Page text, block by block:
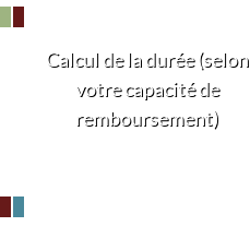
Calcul de la durée (selon
votre capacité de
remboursement)